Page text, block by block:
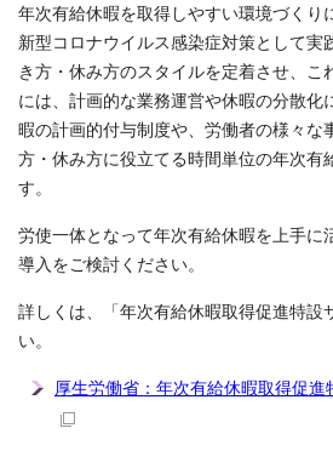
年次有給休暇を取得しやすい環境づくり
新型コロナウイルス感染症対策として実
き方・休み方のスタイルを定着させ、こ
には、計画的な業務運営や休暇の分散化
暇の計画的付与制度や、労働者の様々な
方・休み方に役立てる時間単位の年次有
す。
労使一体となって年次有給休暇を上手に
導入をご検討ください。
詳しくは、「年次有給休暇取得促進特設
い。
厚生労働省：年次有給休暇取得促進